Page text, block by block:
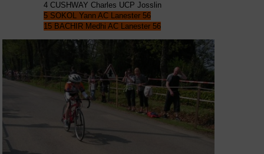
4 CUSHWAY Charles UCP Josslin
5 SOKOL Yann AC Lanester 56
15 BACHIR Medhi AC Lanester 56